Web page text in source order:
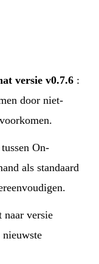
versie v0.7.6 :
door niet-
On-
als standaard
naar versie